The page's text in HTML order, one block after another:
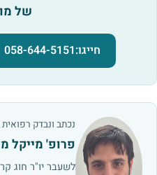
של
חייגו:058-644-5151
נכתב ונבדק רפואית
פרופ' מייקל
לשעבר יו"ר חוג